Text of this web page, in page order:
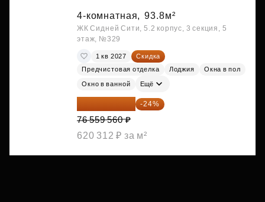
4-комнатная, 93.8м²
ЖК Сидней Сити, 5.2 корпус, 3 секция, 5
этаж, №329
1 кв 2027
Скидка
Предчистовая отделка
Лоджия Окна в пол
Окно в ванной Ещё
58 185 266 ₽ -24%
76 559 560 ₽
620 312 ₽ за м²